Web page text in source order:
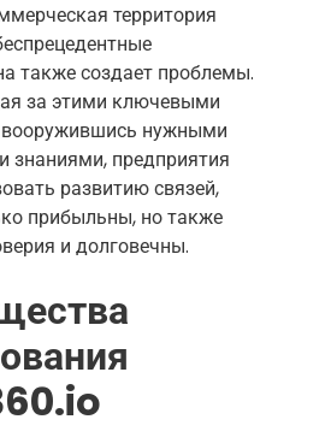
территория
также создает проблемы.
за этими ключевыми
вооружившись нужными
знаниями, предприятия
развитию связей,
прибыльны, но также
и долговечны.